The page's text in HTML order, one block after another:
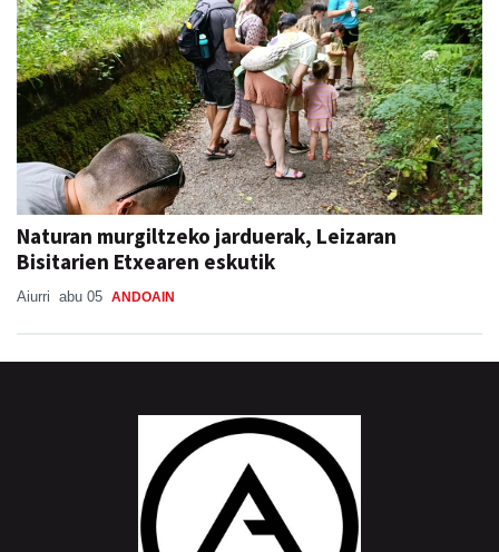
Naturan murgiltzeko jarduerak, Leizaran
Bisitarien Etxearen eskutik
Aiurri abu 05 ANDOAIN